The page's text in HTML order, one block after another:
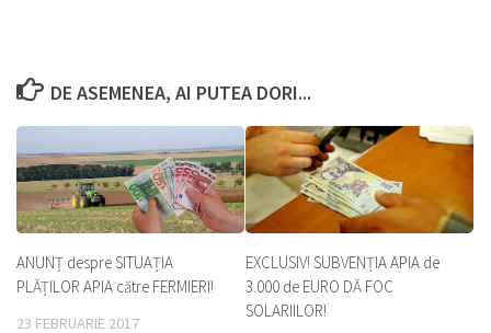
DE ASEMENEA, AI PUTEA DORI...
ANUNȚ despre SITUAȚIA
PLĂȚILOR APIA către FERMIERI!
23 FEBRUARIE 2017
EXCLUSIV! SUBVENȚIA APIA de
3.000 de EURO DĂ FOC
SOLARIILOR!